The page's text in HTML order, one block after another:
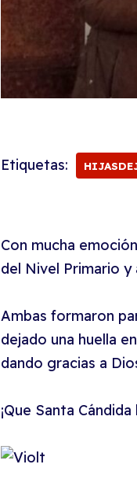
Etiquetas:
Con mucha
del Nivel Primario
Ambas formaron
dejado una huella
dando gracias a
¡Que Santa